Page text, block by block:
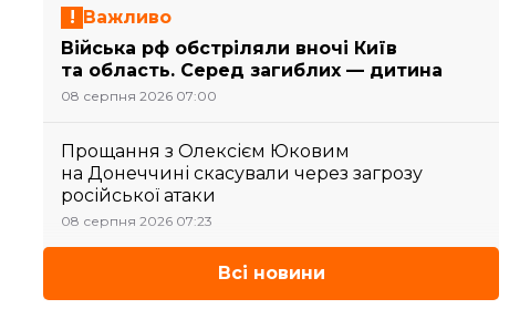
Важливо
Війська рф обстріляли вночі Київ
та область. Серед загиблих — дитина
08 серпня 2026 07:00
Прощання з Олексієм Юковим
на Донеччині скасували через загрозу
російської атаки
08 серпня 2026 07:23
Всі новини